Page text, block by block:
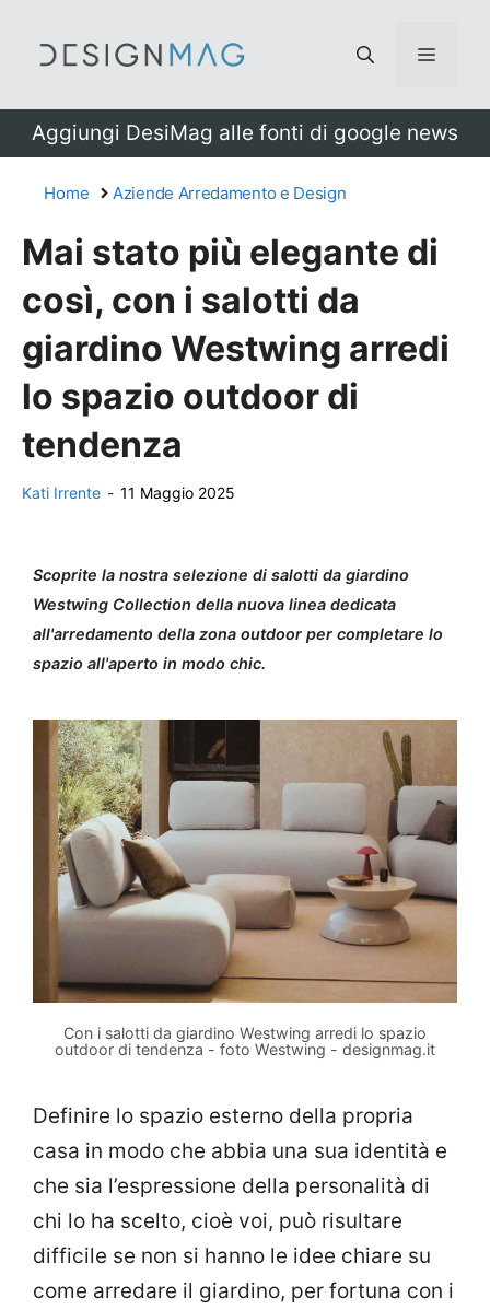
Menu
Aggiungi DesiMag alle fonti di google news
Home Aziende Arredamento e Design
Mai stato più elegante di
così, con i salotti da
giardino Westwing arredi
lo spazio outdoor di
tendenza
Kati Irrente - 11 Maggio 2025
Scoprite la nostra selezione di salotti da giardino
Westwing Collection della nuova linea dedicata
all'arredamento della zona outdoor per completare lo
spazio all'aperto in modo chic.
Con i salotti da giardino Westwing arredi lo spazio
outdoor di tendenza - foto Westwing - designmag.it
Definire lo spazio esterno della propria
casa in modo che abbia una sua identità e
che sia l’espressione della personalità di
chi lo ha scelto, cioè voi, può risultare
difficile se non si hanno le idee chiare su
come arredare il giardino, per fortuna con i